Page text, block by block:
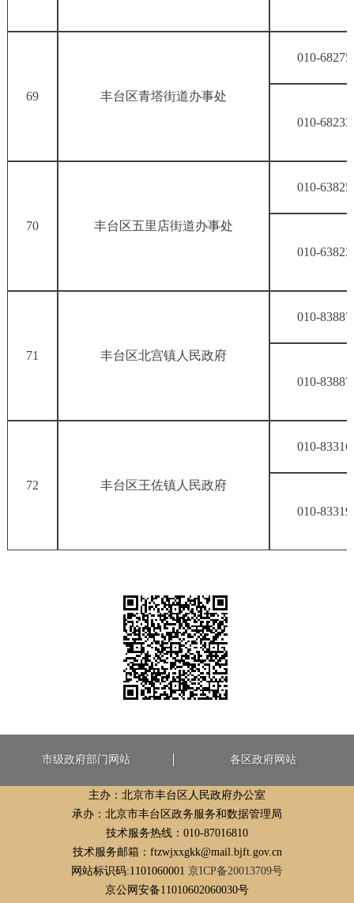
69 丰台区青塔街道办事处
010-
010-
70 丰台区五里店街道办事处
010-
010-
71 丰台区北宫镇人民政府
010-
010-
72 丰台区王佐镇人民政府
010-
010-
市级政府部门网站 各区政府网站
主办：北京市丰台区人民政府办公室
承办：北京市丰台区政务服务和数据管理局
技术服务热线：010-87016810
技术服务邮箱：ftzwjxxgkk@mail.bjft.gov.cn
网站标识码:1101060001 京ICP备20013709号
京公网安备11010602060030号